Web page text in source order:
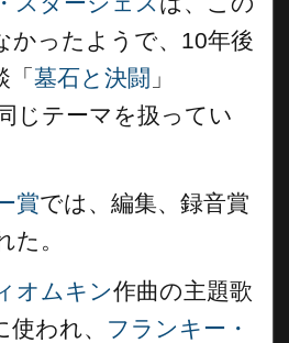
かったようで、10年後
墓石と決闘 」
じテーマを扱ってい
賞では、編集、録音賞
た。
オムキン作曲の主題歌
われ、 フランキー・